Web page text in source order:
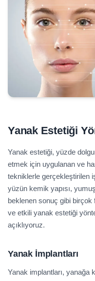
Yanak Estetiği
Yanak estetiği, yüzde
etmek için uygulanan ve
tekniklerle gerçekleştirilen
yüzün kemik yapısı,
beklenen sonuç gibi birçok
ve etkili yanak estetiği
açıklıyoruz.
Yanak İmplantları
Yanak implantları, yanağa